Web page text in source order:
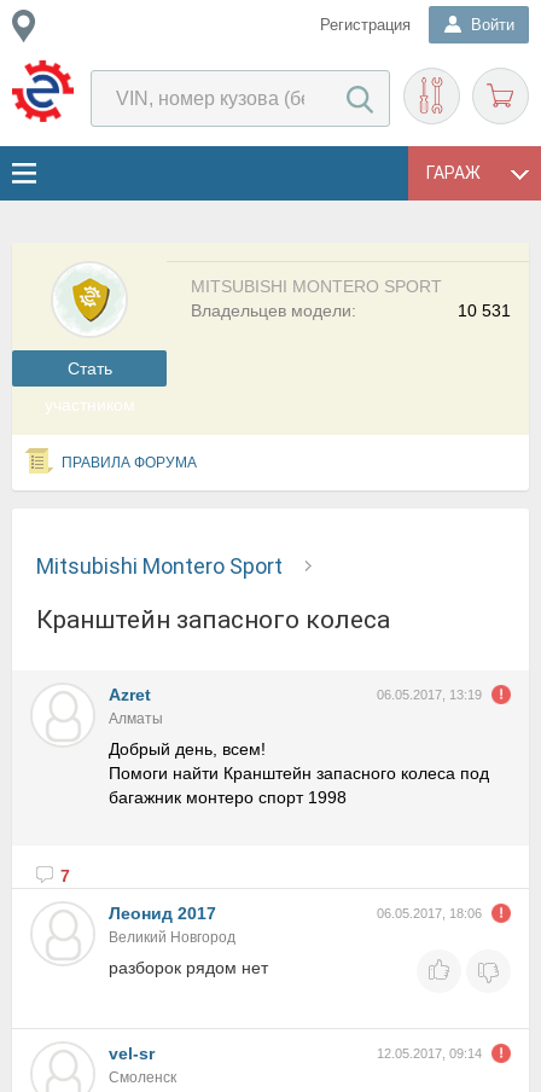
Регистрация Войти
ГАРАЖ
Cтать
участником
MITSUBISHI MONTERO SPORT
10 531
Владельцев модели:
ПРАВИЛА ФОРУМА
Mitsubishi Montero Sport
Кранштейн запасного колеса
Azret 06.05.2017, 13:19
Алматы
Добрый день, всем!
Помоги найти Кранштейн запасного колеса под
багажник монтеро спорт 1998
7
Леонид 2017
06.05.2017, 18:06
Великий Новгород
разборок рядом нет
vel-sr 12.05.2017, 09:14
Смоленск